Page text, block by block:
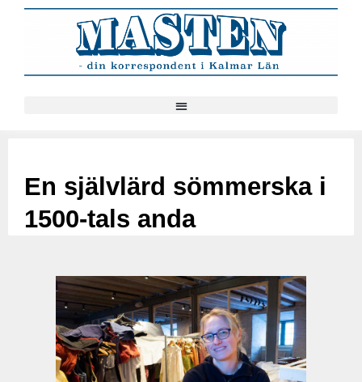
En självlärd sömmerska i
1500-tals anda